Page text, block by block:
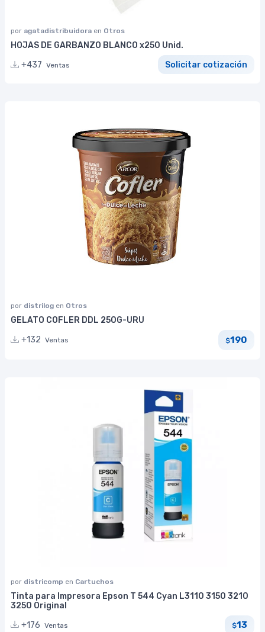
por agatadistribuidora en Otros
HOJAS DE GARBANZO BLANCO x250 Unid.
+437 Ventas Solicitar cotización
por distrilog en Otros
GELATO COFLER DDL 250G-URU
+132 Ventas $190
por districomp en Cartuchos
Tinta para Impresora Epson T 544 Cyan L3110 3150 3210
3250 Original
+176 Ventas $13